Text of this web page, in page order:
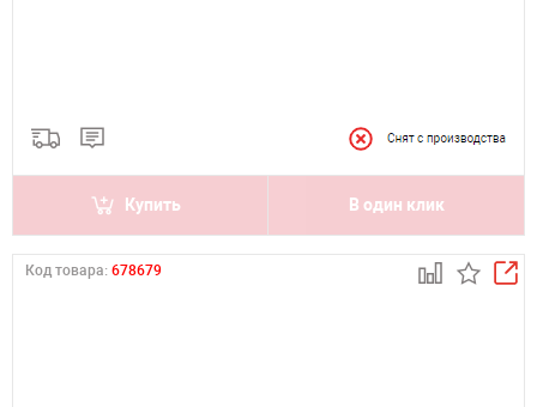
Купить В один клик
Код товара: 678679